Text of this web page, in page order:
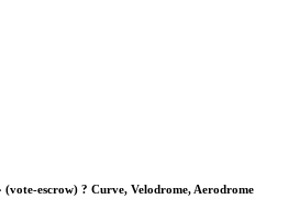
(vote-escrow) ? Curve, Velodrome, Aerodrome